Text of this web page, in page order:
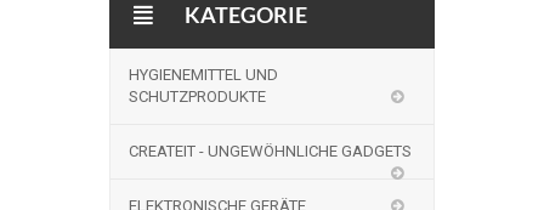
KATEGORIE
HYGIENEMITTEL UND
SCHUTZPRODUKTE
CREATEIT - UNGEWÖHNLICHE GADGETS
ELEKTRONISCHE GERÄTE